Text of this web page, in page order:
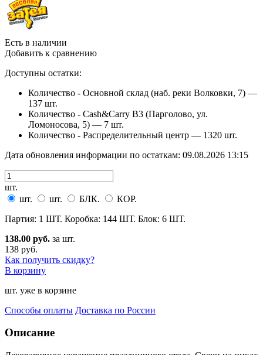
Есть в наличии
Добавить к сравнению
Доступны остатки:
Количество - Основной склад (наб. реки Волковки, 7) —
137 шт.
Количество - Cash&Carry B3 (Парголово, ул.
Ломоносова, 5) — 7 шт.
Количество - Распределительный центр — 1320 шт.
Дата обновления информации по остаткам: 09.08.2026 13:15
шт.
шт.
шт. БЛК.
КОР.
Партия: 1 ШТ. Коробка: 144 ШТ. Блок: 6 ШТ.
138.00 руб. за шт.
138 руб.
Как получить скидку?
В корзину
шт. уже в корзине
Способы оплаты Доставка по России
Описание